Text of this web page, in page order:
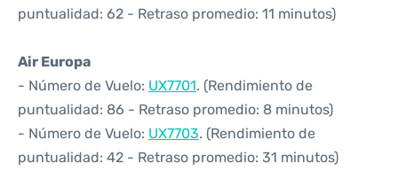
puntualidad: 62 - Retraso promedio: 11 minutos)
Air Europa
- Número de Vuelo: UX7701. (Rendimiento de
puntualidad: 86 - Retraso promedio: 8 minutos)
- Número de Vuelo: UX7703. (Rendimiento de
puntualidad: 42 - Retraso promedio: 31 minutos)